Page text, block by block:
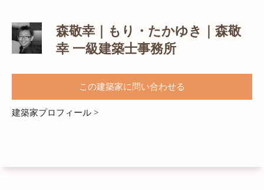
森敬幸｜もり・たかゆき｜森敬
幸 一級建築士事務所
この建築家に問い合わせる
建築家プロフィール >